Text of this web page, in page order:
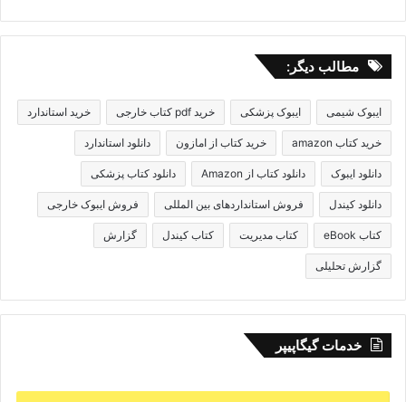
مطالب دیگر:
ایبوک شیمی ایبوک پزشکی خرید pdf کتاب خارجی خرید استاندارد
خرید کتاب amazon خرید کتاب از امازون دانلود استاندارد
دانلود ایبوک دانلود کتاب از Amazon دانلود کتاب پزشکی
دانلود کیندل فروش استانداردهای بین المللی فروش ایبوک خارجی
کتاب eBook کتاب مدیریت کتاب کیندل گزارش
گزارش تحلیلی
خدمات گیگاپیپر